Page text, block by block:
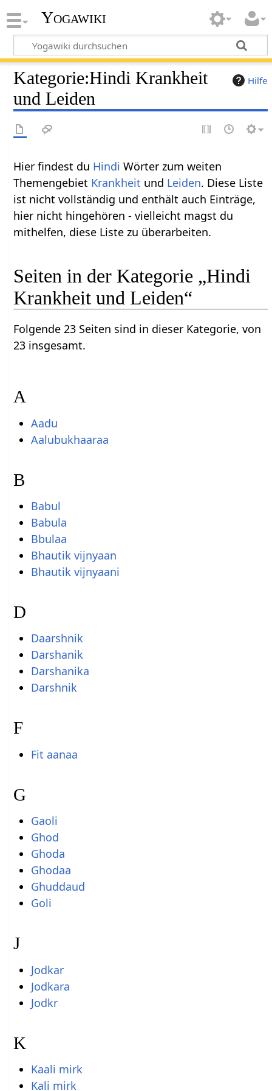
Yogawiki
Hilfe
Kategorie:Hindi Krankheit
und Leiden
Hier findest du Hindi Wörter zum weiten
Themengebiet Krankheit und Leiden. Diese Liste
ist nicht vollständig und enthält auch Einträge,
hier nicht hingehören - vielleicht magst du
mithelfen, diese Liste zu überarbeiten.
Seiten in der Kategorie „Hindi
Krankheit und Leiden“
Folgende 23 Seiten sind in dieser Kategorie, von
23 insgesamt.
A
Aadu
Aalubukhaaraa
B
Babul
Babula
Bbulaa
Bhautik vijnyaan
Bhautik vijnyaani
D
Daarshnik
Darshanik
Darshanika
Darshnik
F
Fit aanaa
G
Gaoli
Ghod
Ghoda
Ghodaa
Ghuddaud
Goli
J
Jodkar
Jodkara
Jodkr
K
Kaali mirk
Kali mirk